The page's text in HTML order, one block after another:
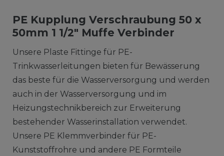
PE Kupplung Verschraubung 50 x
50mm 1 1/2" Muffe Verbinder
Unsere Plaste Fittinge für PE-
Trinkwasserleitungen bieten für Bewässerung
das beste für die Wasserversorgung und werden
auch in der Wasserversorgung und im
Heizungstechnikbereich zur Erweiterung
bestehender Wasserinstallation verwendet.
Unsere PE Klemmverbinder für PE-
Kunststoffrohre und andere PE Formteile